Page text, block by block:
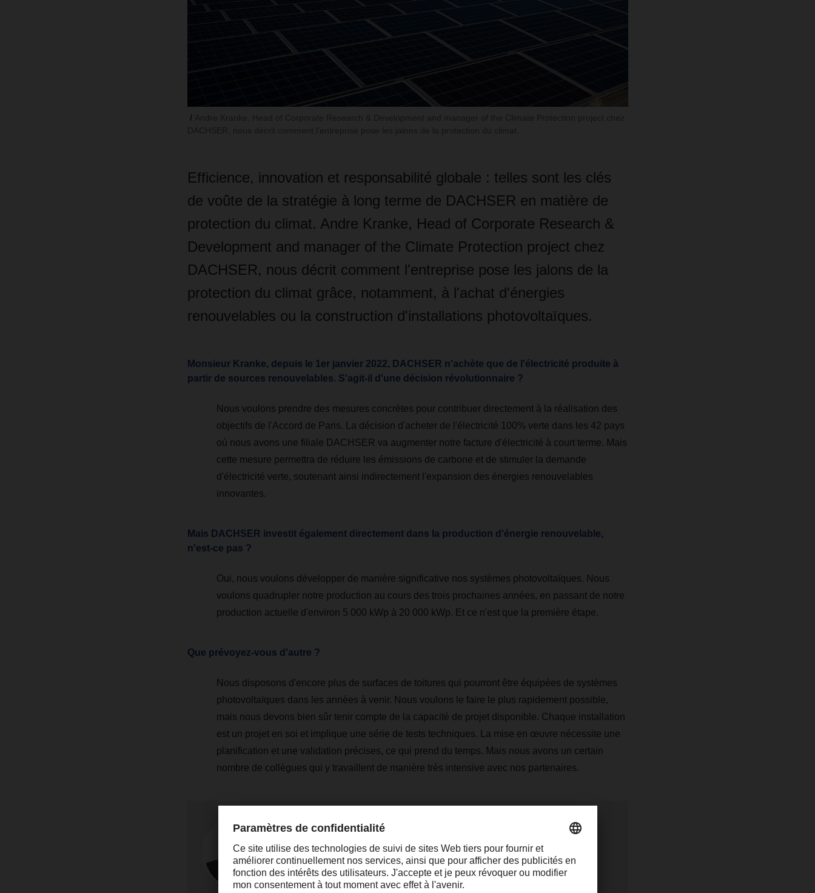
Efficience, innovation et responsabilité globale : telles sont les clés
de voûte de la stratégie à long terme de DACHSER en matière de
protection du climat. Andre Kranke, Head of Corporate Research &
Development and manager of the Climate Protection project chez
DACHSER, nous décrit comment l'entreprise pose les jalons de la
protection du climat grâce, notamment, à l'achat d'énergies
renouvelables ou la construction d'installations photovoltaïques.
Monsieur Kranke, depuis le 1er janvier 2022, DACHSER n'achète que de l'électricité produite à
partir de sources renouvelables. S'agit-il d'une décision révolutionnaire ?
Nous voulons prendre des mesures concrètes pour contribuer directement à la réalisation des
objectifs de l'Accord de Paris. La décision d'acheter de l'électricité 100% verte dans les 42 pays
où nous avons une filiale DACHSER va augmenter notre facture d'électricité à court terme. Mais
cette mesure permettra de réduire les émissions de carbone et de stimuler la demande
d'électricité verte, soutenant ainsi indirectement l'expansion des énergies renouvelables
innovantes.
Mais DACHSER investit également directement dans la production d'énergie renouvelable,
n'est-ce pas ?
Oui, nous voulons développer de manière significative nos systèmes photovoltaïques. Nous
voulons quadrupler notre production au cours des trois prochaines années, en passant de notre
production actuelle d'environ 5 000 kWp à 20 000 kWp. Et ce n'est que la première étape.
Que prévoyez-vous d'autre ?
Nous disposons d'encore plus de surfaces de toitures qui pourront être équipées de systèmes
photovoltaïques dans les années à venir. Nous voulons le faire le plus rapidement possible,
mais nous devons bien sûr tenir compte de la capacité de projet disponible. Chaque installation
est un projet en soi et implique une série de tests techniques. La mise en œuvre nécessite une
planification et une validation précises, ce qui prend du temps. Mais nous avons un certain
nombre de collègues qui y travaillent de manière très intensive avec nos partenaires.
Interview with:Andre Kranke
Andre Kranke est Head of Corporate Research & Development and
manager of the Climate Protection project chez DACHSER